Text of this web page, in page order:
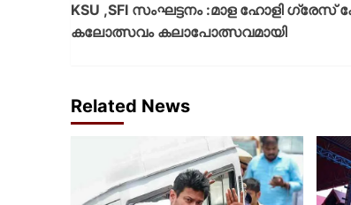
KSU ,SFI സംഘട്ടനം :മാള ഹോളി ഗ്രേസ്
കലോത്സവം കലാപോത്സവമായി
Related News